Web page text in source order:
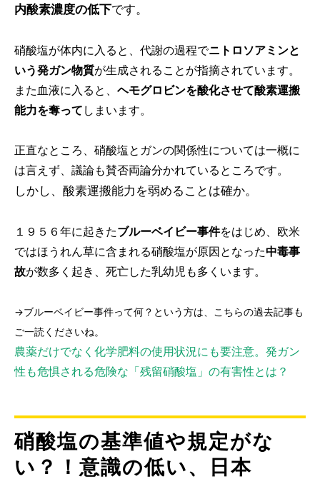
内酸素濃度の低下です。
硝酸塩が体内に入ると、代謝の過程でニトロソアミンと
いう発ガン物質が生成されることが指摘されています。
また血液に入ると、 ヘモグロビンを酸化させて酸素運搬
能力を奪って しまいます。
正直なところ、硝酸塩とガンの関係性については一概に
は言えず、議論も賛否両論分かれているところです。
しかし、酸素運搬能力を弱めることは確か。
１９５６年に起きたブルーベイビー事件をはじめ、欧米
ではほうれん草に含まれる硝酸塩が原因となった中毒事
故が数多く起き、死亡した乳幼児も多くいます。
→ブルーベイビー事件って何？という方は、こちらの過去記事も
ご一読くださいね。
農薬だけでなく化学肥料の使用状況にも要注意。発ガン
性も危惧される危険な「残留硝酸塩」の有害性とは？
硝酸塩の基準値や規定がな
い？！意識の低い、日本